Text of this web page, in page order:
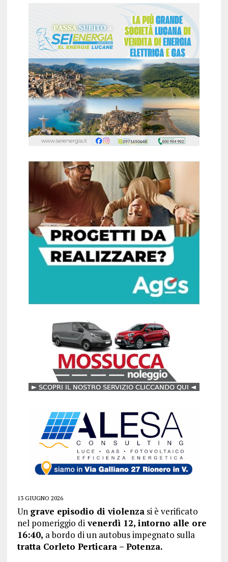
13 GIUGNO 2026
Un grave episodio di violenzasi è verificato
nel pomeriggio divenerdì 12, intorno alle ore
16:40, a bordo di un autobus impegnato sulla
tratta Corleto Perticara – Potenza.